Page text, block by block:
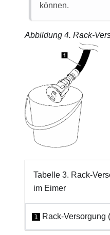
können.
Abbildung 4. Rack-
Tabelle 3. Rack-
im Eimer
1 Rack-Versorgung